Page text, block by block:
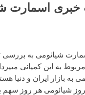
شیائومی به
به این کمپانی
به بازار ایران و دنیا
شیائومی هر روز سهم